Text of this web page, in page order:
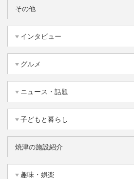
その他
インタビュー
グルメ
ニュース・話題
子どもと暮らし
焼津の施設紹介
趣味・娯楽